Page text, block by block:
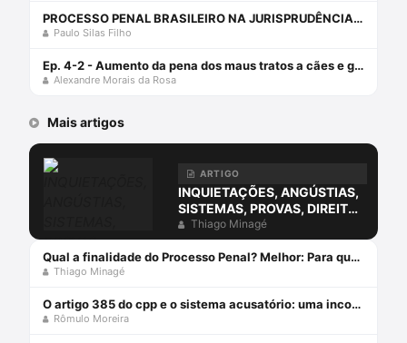
PROCESSO PENAL BRASILEIRO NA JURISPRUDÊNCIA DO SUPREMO TRIBUNAL FEDERAL eBook Kindle
Paulo Silas Filho
Ep. 4-2 - Aumento da pena dos maus tratos a cães e gatos com Paulo Silas, Airto Chaves, Francisco e Alexandre
Alexandre Morais da Rosa
Mais artigos
ARTIGO
INQUIETAÇÕES, ANGÚSTIAS,
SISTEMAS, PROVAS, DIREITO
E O ERRO DA COMPREENSÃO
JURÍDICA ESTUDANDO
APENAS O DIREITO.
Thiago Minagé
Qual a finalidade do Processo Penal? Melhor: Para que serve o Processo Penal?
Thiago Minagé
O artigo 385 do cpp e o sistema acusatório: uma incompatiblidade com a constituição federal
Rômulo Moreira